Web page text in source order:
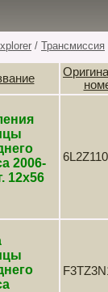
/ Трансмиссия
2006-
12х56